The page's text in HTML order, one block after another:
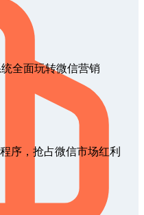
全面玩转微信营销
序，抢占微信市场红利